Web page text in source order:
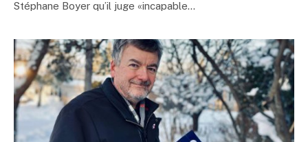
Stéphane Boyer qu’il juge «incapable…